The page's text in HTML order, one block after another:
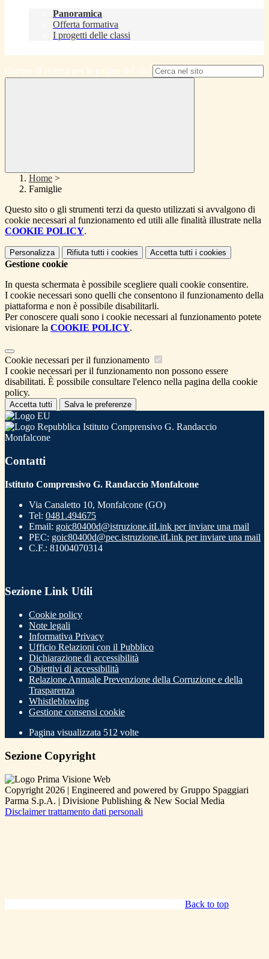
Panoramica
Offerta formativa
I progetti delle classi
Campo di ricerca per le pagine del sito
Home >
Famiglie
Questo sito o gli strumenti terzi da questo utilizzati si avvalgono di
cookie necessari al funzionamento ed utili alle finalità illustrate nella
COOKIE POLICY.
Personalizza Rifiuta tutti i cookies Accetta tutti i cookies
Gestione cookie
In questa schermata è possibile scegliere quali cookie consentire.
I cookie necessari sono quelli che consentono il funzionamento della
piattaforma e non è possibile disabilitarli.
Per conoscere quali sono i cookie necessari al funzionamento potete
visionare la COOKIE POLICY.
Cookie necessari per il funzionamento
I cookie necessari per il funzionamento non possono essere
disabilitati. È possibile consultare l'elenco nella pagina della cookie
policy.
Accetta tutti Salva le preferenze
Istituto Comprensivo G. Randaccio
Monfalcone
Contatti
Istituto Comprensivo G. Randaccio Monfalcone
Via Canaletto 10, Monfalcone (GO)
Tel: 0481.494675
Email: goic80400d@istruzione.itLink per inviare una mail
PEC: goic80400d@pec.istruzione.itLink per inviare una mail
C.F.: 81004070314
Sezione Link Utili
Cookie policy
Note legali
Informativa Privacy
Ufficio Relazioni con il Pubblico
Dichiarazione di accessibilità
Obiettivi di accessibilità
Relazione Annuale Prevenzione della Corruzione e della
Trasparenza
Whistleblowing
Gestione consensi cookie
Pagina visualizzata 512 volte
Sezione Copyright
Copyright 2026 | Engineered and powered by Gruppo Spaggiari
Parma S.p.A. | Divisione Publishing & New Social Media
Disclaimer trattamento dati personali
Back to top